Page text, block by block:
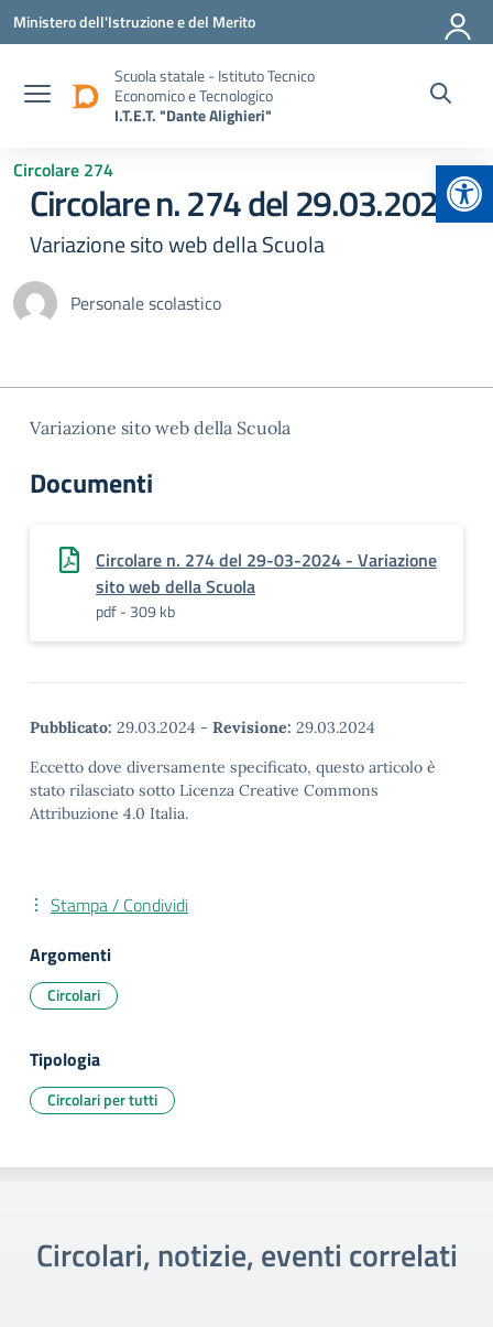
Vai ai contenuti
Vai al menu di navigazione
Vai al footer
Ministero dell'Istruzione e del Merito
Scuola statale - Istituto Tecnico
Economico e Tecnologico
I.T.E.T. "Dante Alighieri"
Circolare 274
Circolare n. 274 del 29.03.2024
Variazione sito web della Scuola
Personale scolastico
Variazione sito web della Scuola
Documenti
Circolare n. 274 del 29-03-2024 - Variazione
sito web della Scuola
pdf - 309 kb
Pubblicato: 29.03.2024 - Revisione: 29.03.2024
Eccetto dove diversamente specificato, questo articolo è
stato rilasciato sotto Licenza Creative Commons
Attribuzione 4.0 Italia.
Stampa / Condividi
Argomenti
Circolari
Tipologia
Circolari per tutti
Circolari, notizie, eventi correlati